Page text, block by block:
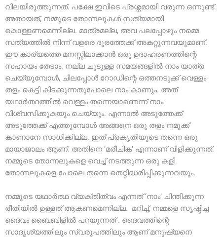
വിലയിരുത്തുന്നത്. പക്ഷേ ഇവിടെ പ്രശ്നമായി വരുന്ന ഒന്നുണ്ട്.
അതായത്, നമ്മുടെ തോന്നലുകൾ സത്യമായി
കൊള്ളണമെന്നില്ല. മാത്രമല്ല, അവ പലപ്പോഴും നമ്മെ
സത്യത്തിൽ നിന്ന് വളരെ ദൂരത്തേക്ക് അകറ്റുന്നവയുമാണ്.
ഈ കാര്യത്തെ മനസ്സിലാക്കാൻ ഒരു ഉദാഹരണത്തിന്റെ
സഹായം തേടാം. നല്ല ചൂടുള്ള സമയങ്ങളിൽ നാം യാത്ര
ചെയ്യുമ്പോൾ, ചിലപ്പോൾ റോഡിന്റെ ഒത്തനടുക്ക് വെള്ളം
തളം കെട്ടി കിടക്കുന്നതുപോലെ നാം കാണും. അത്
യഥാർത്ഥത്തിൽ വെള്ളം തന്നെയാണെന്ന് നാം
വിശ്വസിക്കുകയും ചെയ്യും. എന്നാൽ അടുത്തേക്ക്
അടുത്തേക്ക്‌ എത്തുമ്പോൾ അങ്ങനെ ഒരു തളം നമുക്ക്
കാണാനേ സാധിക്കില്ല. ഇത് പ്രകൃതിയുടെ തന്നെ ഒരു
മായാജാലം ആണ്. അതിനെ ‘മരീചിക’ എന്നാണ് വിളിക്കുന്നത്.
നമ്മുടെ തോന്നലുകളെ വെച്ച് നടത്തുന്ന ഒരു കളി.
തോന്നലുകളെ പോലെ തന്നെ തെറ്റിദ്ധരിപ്പിക്കുന്നവയും.
നമ്മുടെ യഥാർത്ഥ വ്യക്തിത്വം എന്നത് ‘നാം’ ചിന്തിക്കുന്ന
രീതിയിൽ ഉള്ളത് ആകണമെന്നില്ല. മറിച്ച്, നമ്മളെ സൃഷ്ടിച്ച
ദൈവം ബൈബിളിൽ പറയുന്നത് . ദൈവത്തിന്റെ
സാദൃശ്യത്തിലും സ്വരൂപത്തിലും ആണ് മനുഷ്യനെ